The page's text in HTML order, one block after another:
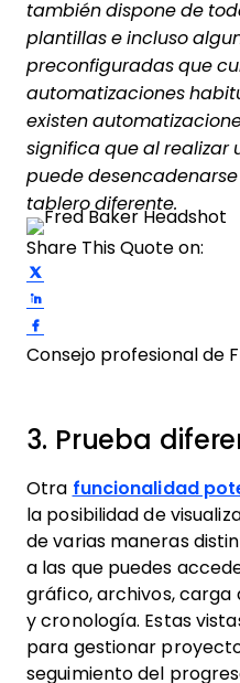
también dispone de
plantillas e incluso
preconfiguradas que
automatizaciones
existen
significa que al realizar
puede
tablero diferente.
Share This Quote on:
Consejo profesional de
3. Prueba
Otra funcionalidad
la posibilidad de
de varias maneras
a las que puedes
gráfico, archivos, carga
y cronología. Estas
para gestionar
seguimiento del